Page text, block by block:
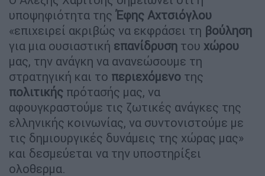
υποψηφιότητα της Έφης Αχτσιόγλου
«επιχειρεί ακριβώς να εκφράσει τη βούληση
για μια ουσιαστική επανίδρυση του χώρου
μας, την ανάγκη να ανανεώσουμε τη
στρατηγική και το περιεχόμενο της
πολιτικής πρότασής μας, να
αφουγκραστούμε τις ζωτικές ανάγκες της
ελληνικής κοινωνίας, να συντονιστούμε με
τις δημιουργικές δυνάμεις της χώρας μας»
και δεσμεύεται να την υποστηρίξει
ολοθερμα.